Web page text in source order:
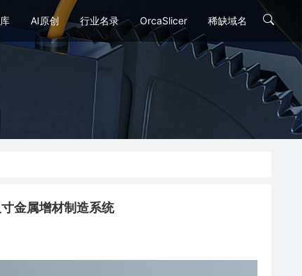
AI原创 行业名录 OrcaSlicer 稀缺域名
金属增材制造系统